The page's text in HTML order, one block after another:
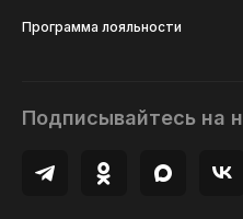
Программа лояльности
Подписывайтесь на